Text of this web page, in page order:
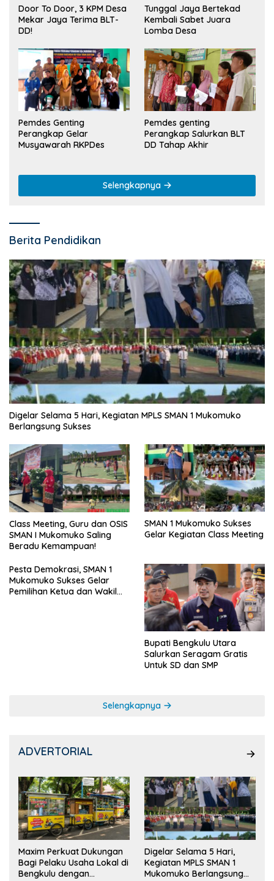
Door To Door, 3 KPM Desa
Mekar Jaya Terima BLT-
DD!
Tunggal Jaya Bertekad
Kembali Sabet Juara
Lomba Desa
Pemdes Genting
Perangkap Gelar
Musyawarah RKPDes
Pemdes genting
Perangkap Salurkan BLT
DD Tahap Akhir
Selengkapnya
Berita Pendidikan
Digelar Selama 5 Hari, Kegiatan MPLS SMAN 1 Mukomuko
Berlangsung Sukses
Class Meeting, Guru dan OSIS
SMAN I Mukomuko Saling
Beradu Kemampuan!
SMAN 1 Mukomuko Sukses
Gelar Kegiatan Class Meeting
Pesta Demokrasi, SMAN 1
Mukomuko Sukses Gelar
Pemilihan Ketua dan Wakil
Bupati Bengkulu Utara
Salurkan Seragam Gratis
Untuk SD dan SMP
Selengkapnya
ADVERTORIAL
Maxim Perkuat Dukungan
Bagi Pelaku Usaha Lokal di
Bengkulu dengan
Digelar Selama 5 Hari,
Kegiatan MPLS SMAN 1
Mukomuko Berlangsung